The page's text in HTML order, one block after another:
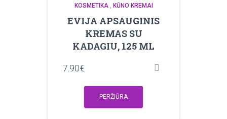
KOSMETIKA, KŪNO KREMAI
EVIJA APSAUGINIS
KREMAS SU
KADAGIU, 125 ML
7.90€
PERŽIŪRA